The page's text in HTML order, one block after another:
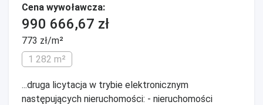
Cena wywoławcza:
990 666,67 zł
773 zł/m²
1 282 m²
...druga licytacja w trybie elektronicznym
następujących nieruchomości: - nieruchomości